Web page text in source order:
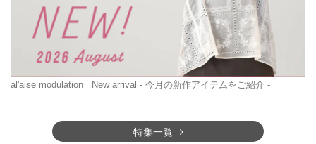
al'aise modulation New arrival - 今月の新作アイテムをご紹介 -
特集一覧